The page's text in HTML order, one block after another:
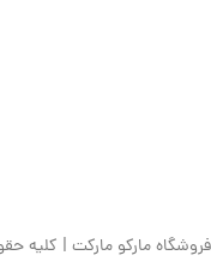
فروشگاه مارکو مارکت | کلیه